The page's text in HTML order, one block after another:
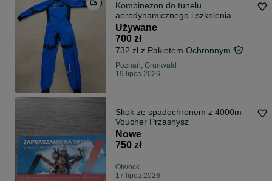
Kombinezon do tunelu
aerodynamicznego i szkolenia
spadochronowego Koala Flywear –
profesjonalny
Używane
700 zł
732 zł z Pakietem Ochronnym
Poznań, Grunwald
19 lipca 2026
Skok ze spadochronem z 4000m
Voucher Przasnysz
Nowe
750 zł
Otwock
17 lipca 2026